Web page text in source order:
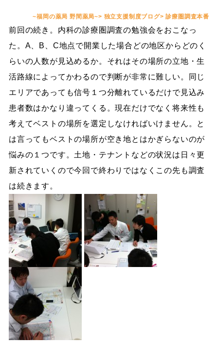
~福岡の薬局 野間薬局~> 独立支援制度ブログ>診療圏調査本番
前回の続き。内科の診療圏調査の勉強会をおこなっ
た。A、B、C地点で開業した場合どの地区からどのく
らいの人数が見込めるか。それはその場所の立地・生
活路線によってかわるので判断が非常に難しい。同じ
エリアであっても信号１つ分離れているだけで見込み
患者数はかなり違ってくる。現在だけでなく将来性も
考えてベストの場所を選定しなければいけません。と
は言ってもベストの場所が空き地とはかぎらないのが
悩みの１つです。土地・テナントなどの状況は日々更
新されていくので今回で終わりではなくこの先も調査
は続きます。